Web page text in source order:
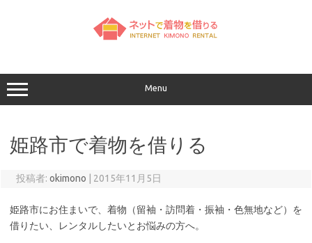
キ
ッ
プ
Menu
姫路市で着物を借りる
投稿者: okimono 2015年11月5日
姫路市にお住まいで、着物（留袖・訪問着・振袖・色無地など）を
借りたい、レンタルしたいとお悩みの方へ。